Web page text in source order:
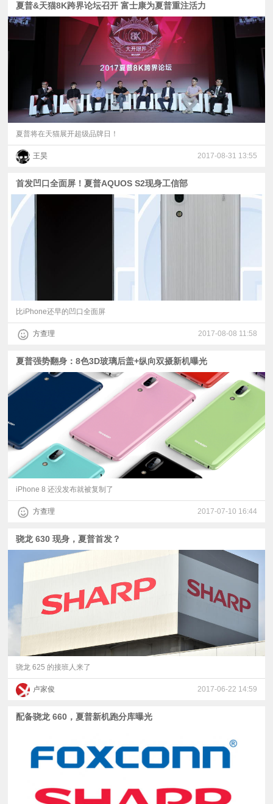
验
夏普&天猫8K跨界论坛召开 富士康为夏普重注活力
夏普将在天猫展开超级品牌日！
王昊 2017-08-31 13:55
首发凹口全面屏！夏普AQUOS S2现身工信部
比iPhone还早的凹口全面屏
方查理 2017-08-08 11:58
夏普强势翻身：8色3D玻璃后盖+纵向双摄新机曝光
iPhone 8 还没发布就被复制了
方查理 2017-07-10 16:44
骁龙 630 现身，夏普首发？
骁龙 625 的接班人来了
卢家俊 2017-06-22 14:59
配备骁龙 660，夏普新机跑分库曝光